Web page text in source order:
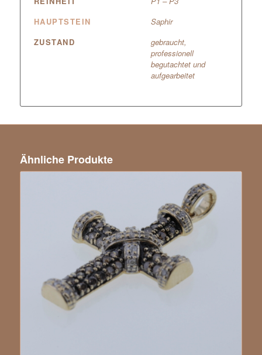
HAUPTSTEIN
Saphir
ZUSTAND
gebraucht,
professionell
begutachtet und
aufgearbeitet
Ähnliche Produkte